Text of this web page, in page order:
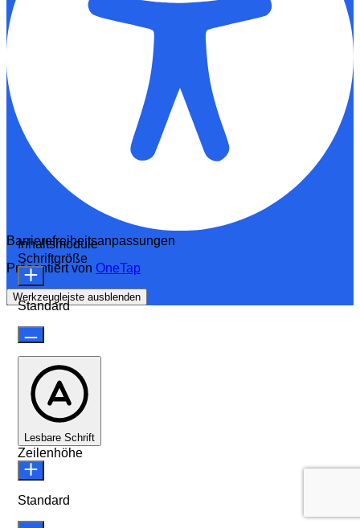
Barrierefreiheitsanpassungen
Präsentiert von OneTap
Werkzeugleiste ausblenden
Inhaltsmodule
Schriftgröße
Standard
Lesbare Schrift
Zeilenhöhe
Standard